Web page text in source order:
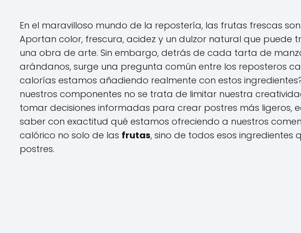
En el maravilloso mundo de la repostería, las frutas frescas
Aportan color, frescura, acidez y un dulzor natural que puede
una obra de arte. Sin embargo, detrás de cada tarta de
arándanos, surge una pregunta común entre los reposteros
calorías estamos añadiendo realmente con estos
nuestros componentes no se trata de limitar nuestra
tomar decisiones informadas para crear postres más ligeros,
saber con exactitud qué estamos ofreciendo a nuestros
calórico no solo de las frutas, sino de todos esos
postres.